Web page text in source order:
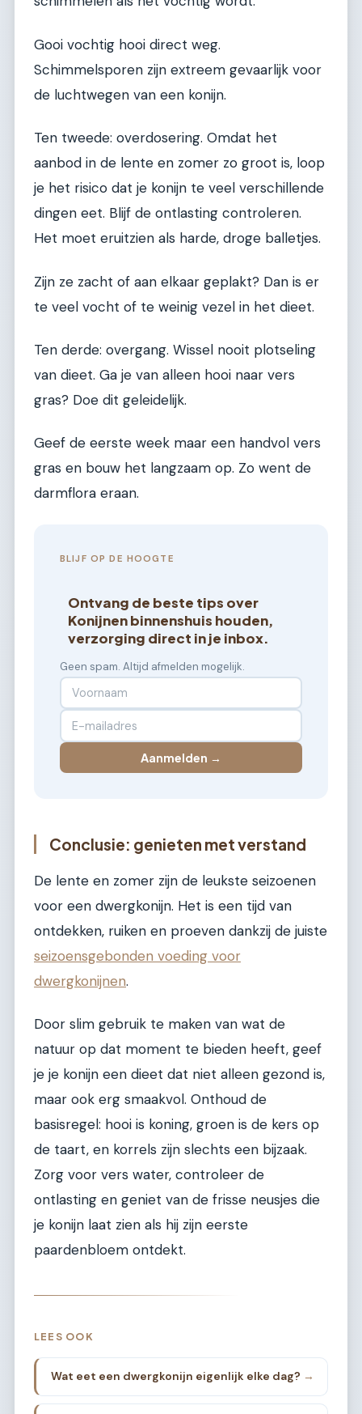
Gooi vochtig hooi direct weg.
Schimmelsporen zijn extreem gevaarlijk voor
de luchtwegen van een konijn.
Ten tweede: overdosering. Omdat het
aanbod in de lente en zomer zo groot is, loop
je het risico dat je konijn te veel verschillende
dingen eet. Blijf de ontlasting controleren.
Het moet eruitzien als harde, droge balletjes.
Zijn ze zacht of aan elkaar geplakt? Dan is er
te veel vocht of te weinig vezel in het dieet.
Ten derde: overgang. Wissel nooit plotseling
van dieet. Ga je van alleen hooi naar vers
gras? Doe dit geleidelijk.
Geef de eerste week maar een handvol vers
gras en bouw het langzaam op. Zo went de
darmflora eraan.
BLIJF OP DE HOOGTE
Ontvang de beste tips over
Konijnen binnenshuis houden,
verzorging direct in je inbox.
Geen spam. Altijd afmelden mogelijk.
Aanmelden →
Conclusie: genieten met verstand
De lente en zomer zijn de leukste seizoenen
voor een dwergkonijn. Het is een tijd van
ontdekken, ruiken en proeven dankzij de juiste
seizoensgebonden voeding voor
dwergkonijnen.
Door slim gebruik te maken van wat de
natuur op dat moment te bieden heeft, geef
je je konijn een dieet dat niet alleen gezond is,
maar ook erg smaakvol. Onthoud de
basisregel: hooi is koning, groen is de kers op
de taart, en korrels zijn slechts een bijzaak.
Zorg voor vers water, controleer de
ontlasting en geniet van de frisse neusjes die
je konijn laat zien als hij zijn eerste
paardenbloem ontdekt.
LEES OOK
Wat eet een dwergkonijn eigenlijk elke dag? →